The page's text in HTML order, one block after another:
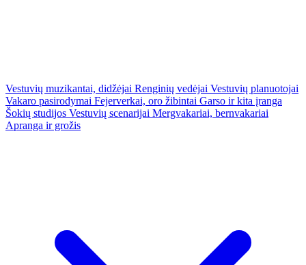
Vestuvių muzikantai, didžėjai Renginių vedėjai Vestuvių planuotojai
Vakaro pasirodymai Fejerverkai, oro žibintai Garso ir kita įranga
Šokių studijos Vestuvių scenarijai Mergvakariai, bernvakariai
Apranga ir grožis